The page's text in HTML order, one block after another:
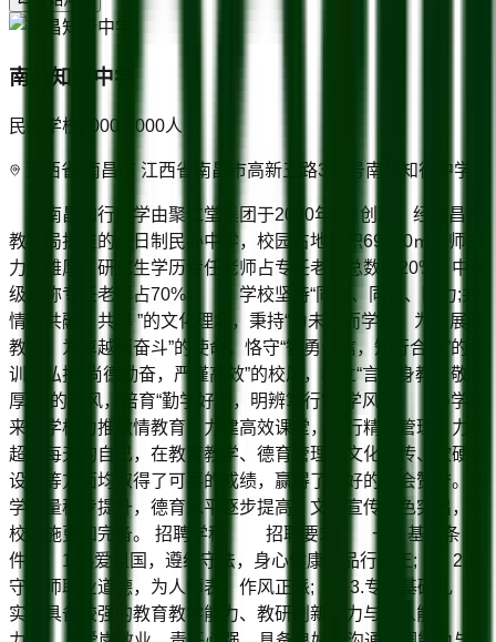
南昌知行中学
民办学校 2000-3000人
江西省/南昌市 江西省南昌市高新五路398号南昌知行中学
南昌知行中学由聚仁堂集团于2020年8月创建，经南昌市
教育局批准的全日制民办中学，校园占地面积69600㎡。师资
力量雄厚，研究生学历专任老师占专任老师总数的20%，中高
级职称专任老师占70%。 学校坚持“同向、同行、同力;共
情、共融、共享 ”的文化理念，秉持“为未来而学习，为发展而
教育，为卓越而奋斗”的使命，恪守“智勇仁信，知行合一”的校
训，弘扬“尚德勤奋，严谨高效”的校风，树立“言传身教，敬业
厚生”的教风，培育“勤学好学，明辨笃行”的学风。 办学以
来，学校力推激情教育，力建高效课堂，力行精细管理，力求
超越每天的自己，在教育教学、德育管理、文化宣传、软硬件
设施等方面均取得了可喜的成绩，赢得了良好的社会赞誉。教
学质量稳步提升，德育水平逐步提高，文化宣传特色突出，学
校设施更加完备。 招聘学科 招聘要求 一、基本条
件 1.热爱祖国，遵纪守法，身心健康，品行端正; 2.恪
守教师职业道德，为人师表，作风正派; 3.专业基础扎
实，具备较强的教育教学能力、教研创新能力与育人能